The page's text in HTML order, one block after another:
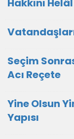
Hakkını
Seçim
Acı Reçete
Yine Olsun
Yapısı